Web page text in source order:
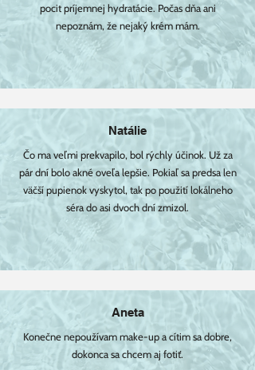
pocit príjemnej hydratácie. Počas dňa ani
nepoznám, že nejaký krém mám.
Natálie
Čo ma veľmi prekvapilo, bol rýchly účinok. Už za
pár dní bolo akné oveľa lepšie. Pokiaľ sa predsa len
väčší pupienok vyskytol, tak po použití lokálneho
séra do asi dvoch dní zmizol.
Aneta
Konečne nepoužívam make-up a cítim sa dobre,
dokonca sa chcem aj fotiť.